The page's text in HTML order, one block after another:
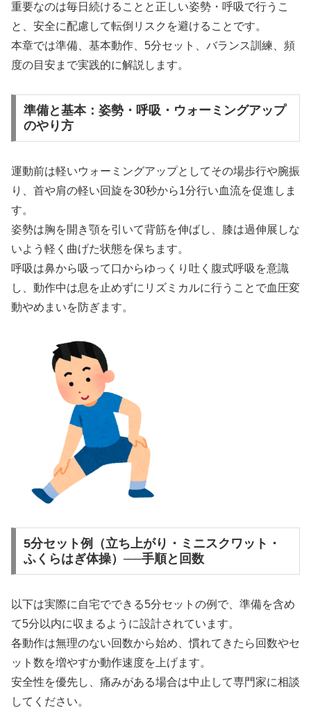
重要なのは毎日続けることと正しい姿勢・呼吸で行うこ
と、安全に配慮して転倒リスクを避けることです。
本章では準備、基本動作、5分セット、バランス訓練、頻
度の目安まで実践的に解説します。
準備と基本：姿勢・呼吸・ウォーミングアップ
のやり方
運動前は軽いウォーミングアップとしてその場歩行や腕振
り、首や肩の軽い回旋を30秒から1分行い血流を促進しま
す。
姿勢は胸を開き顎を引いて背筋を伸ばし、膝は過伸展しな
いよう軽く曲げた状態を保ちます。
呼吸は鼻から吸って口からゆっくり吐く腹式呼吸を意識
し、動作中は息を止めずにリズミカルに行うことで血圧変
動やめまいを防ぎます。
5分セット例（立ち上がり・ミニスクワット・
ふくらはぎ体操）──手順と回数
以下は実際に自宅でできる5分セットの例で、準備を含め
て5分以内に収まるように設計されています。
各動作は無理のない回数から始め、慣れてきたら回数やセ
ット数を増やすか動作速度を上げます。
安全性を優先し、痛みがある場合は中止して専門家に相談
してください。